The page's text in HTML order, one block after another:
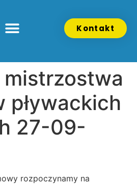
Kontakt
pływackich
27-09-
rozpoczynamy na